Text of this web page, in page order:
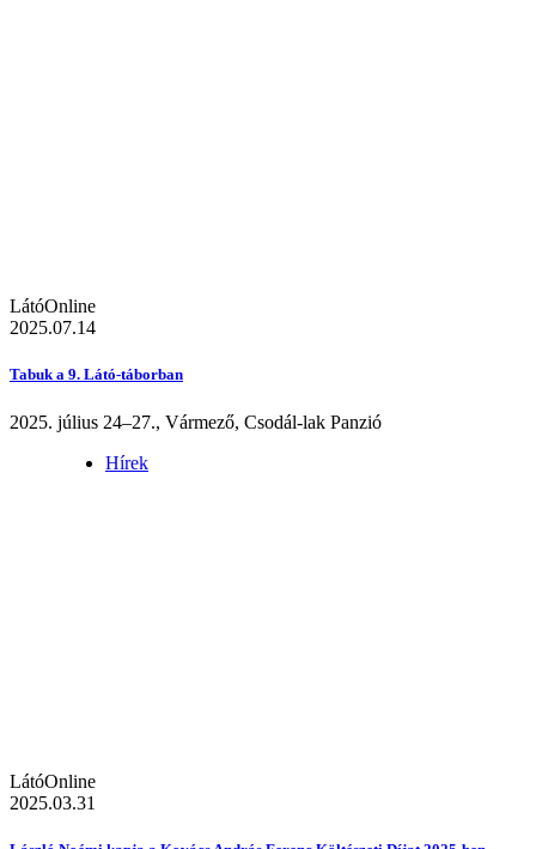
LátóOnline
2025.07.14
Tabuk a 9. Látó-táborban
2025. július 24–27., Vármező, Csodál-lak Panzió
Hírek
LátóOnline
2025.03.31